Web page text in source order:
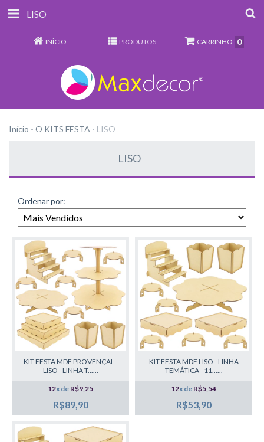
LISO
INÍCIO PRODUTOS CARRINHO 0
Início - O KITS FESTA - LISO
LISO
Ordenar por:
KIT FESTA MDF PROVENÇAL -
LISO - LINHA T......
12x de R$9,25
R$89,90
KIT FESTA MDF LISO - LINHA
TEMÁTICA - 11......
12x de R$5,54
R$53,90